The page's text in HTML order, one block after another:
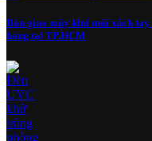
Bàn giao máy khử mùi xách tay
hàng tại TP.HCM